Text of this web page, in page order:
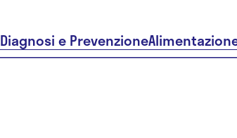
Diagnosi e Prevenzione